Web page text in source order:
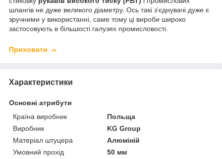
шлангів не дуже великого діаметру. Ось такі з'єднувачі дуже є
зручними у використанні, саме тому ці вироби широко
застосовують в більшості галузях промисловості.
Приховати
Характеристики
Основні атрибути
Країна виробник
Польща
Виробник
KG Group
Матеріал штуцера
Алюміній
Умовний прохід
50 мм